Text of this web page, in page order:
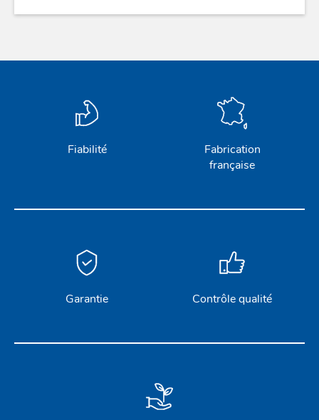
Fiabilité
Fabrication
française
Garantie Contrôle qualité